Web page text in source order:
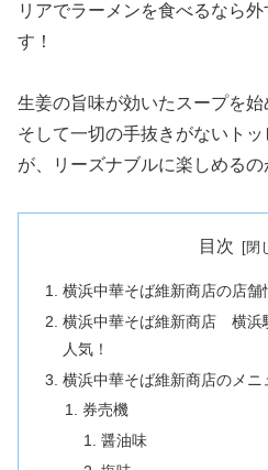
リアでラーメンを食べるなら
す！
生姜の旨味が効いたスープを始
そして一切の手抜きがないト
が、リーズナブルに楽しめる
目次
横浜中華そば維新商店の店舗
横浜中華そば維新商店 横浜
人気！
横浜中華そば維新商店のメニ
券売機
醤油味